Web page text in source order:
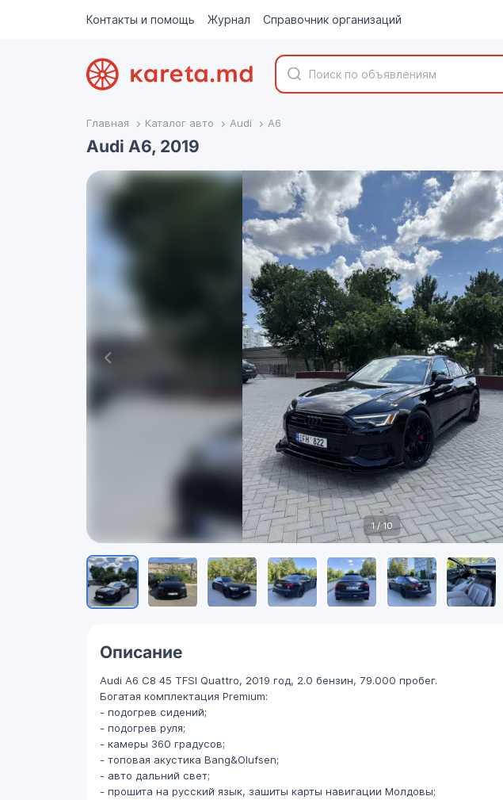
Контакты и помощь Журнал Справочник организаций
Главная Каталог авто Audi A6
Audi A6, 2019
1/10
Описание
Audi A6 C8 45 TFSI Quattro, 2019 год, 2.0 бензин, 79.000 пробег.
Богатая комплектация Premium:
- подогрев сидений;
- подогрев руля;
- камеры 360 градусов;
- топовая акустика Bang&Olufsen;
- авто дальний свет;
- прошита на русский язык, зашиты карты навигации Молдовы;